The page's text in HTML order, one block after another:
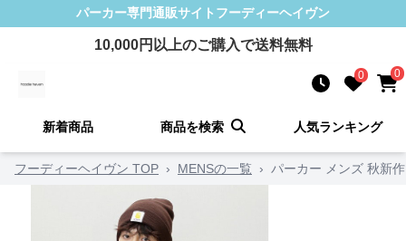
パーカー専門通販サイト フーディーヘイヴン
10,000円以上のご購入で送料無料
0 0
新着商品 商品を検索 人気ランキング
フーディーヘイヴン TOP › MENSの一覧 › パーカー メンズ 秋新